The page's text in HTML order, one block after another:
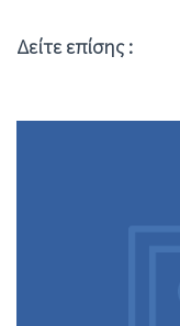
Δείτε επίσης :